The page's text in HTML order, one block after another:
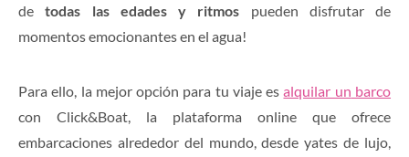
detodas las edades y ritmos pueden disfrutar de
momentos emocionantes en el agua!
Para ello, la mejor opción para tu viaje esalquilar un barco
con Click&Boat, la plataforma online que ofrece
embarcaciones alrededor del mundo, desde yates de lujo,